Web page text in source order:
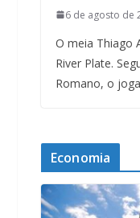
6 de agosto de
O meia Thiago
River Plate.
Romano, o
Economia